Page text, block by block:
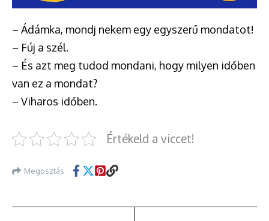
– Ádámka, mondj nekem egy egyszerű mondatot!
– Fúj a szél.
– És azt meg tudod mondani, hogy milyen időben
van ez a mondat?
– Viharos időben.
Értékeld a viccet!
Megosztás